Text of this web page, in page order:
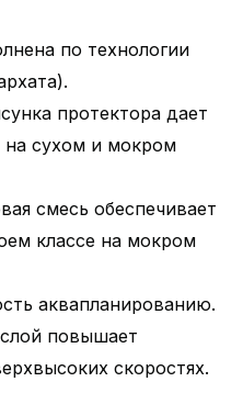
по технологии
протектора дает
на сухом и мокром
смесь обеспечивает
классе на мокром
аквапланированию.
повышает
скоростях.